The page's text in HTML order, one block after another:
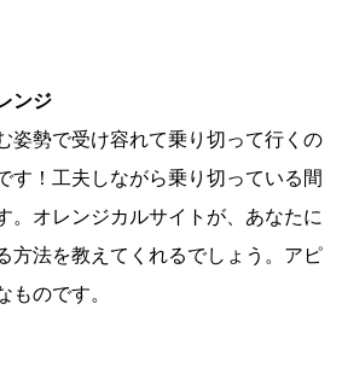
ンジ
姿勢で受け容れて乗り切って行くの
す！工夫しながら乗り切っている間
。オレンジカルサイトが、あなたに
方法を教えてくれるでしょう。アピ
ものです。